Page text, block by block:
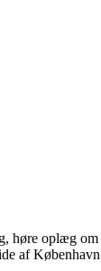
høre oplæg
af